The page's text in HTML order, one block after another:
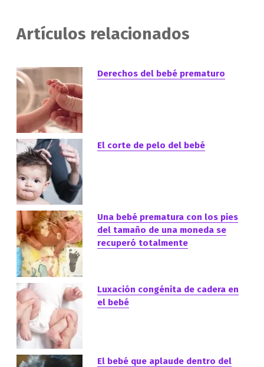
Artículos relacionados
Derechos del bebé prematuro
El corte de pelo del bebé
Una bebé prematura con los pies
del tamaño de una moneda se
recuperó totalmente
Luxación congénita de cadera en
el bebé
El bebé que aplaude dentro del